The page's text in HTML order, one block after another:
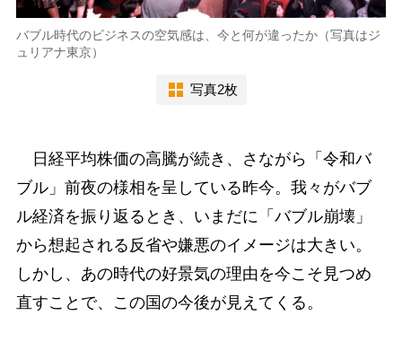
バブル時代のビジネスの空気感は、今と何が違ったか（写真はジ
ュリアナ東京）
写真2枚
日経平均株価の高騰が続き、さながら「令和バ
ブル」前夜の様相を呈している昨今。我々がバブ
ル経済を振り返るとき、いまだに「バブル崩壊」
から想起される反省や嫌悪のイメージは大きい。
しかし、あの時代の好景気の理由を今こそ見つめ
直すことで、この国の今後が見えてくる。